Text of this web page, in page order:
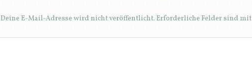
Deine E-Mail-Adresse wird nicht veröffentlicht. Erforderliche Felder sind mit